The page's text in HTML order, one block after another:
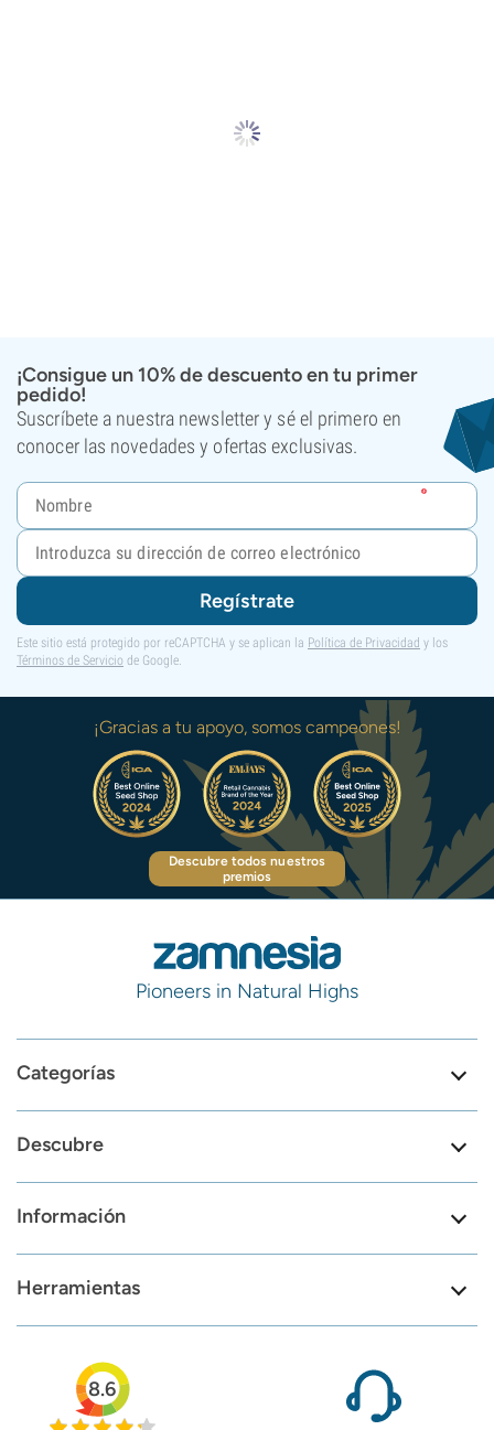
¡Consigue un 10% de descuento en tu primer
pedido!
Suscríbete a nuestra newsletter y sé el primero en
conocer las novedades y ofertas exclusivas.
Regístrate
Este sitio está protegido por reCAPTCHA y se aplican la Política de Privacidad y los
Términos de Servicio de Google.
¡Gracias a tu apoyo, somos campeones!
Descubre todos nuestros
premios
Pioneers in Natural Highs
Categorías
Descubre
Información
Herramientas
8.6